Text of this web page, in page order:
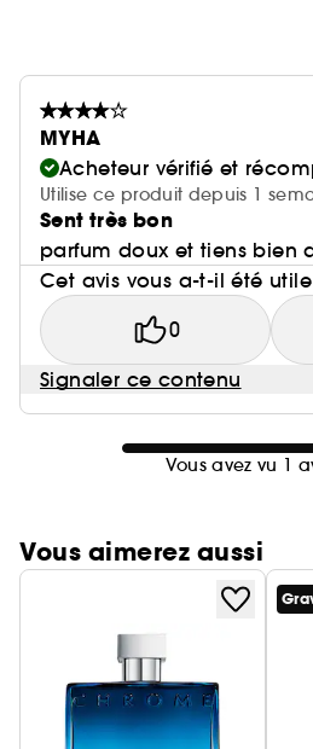
MYHA
Acheteur vérifié et
Utilise ce produit depuis 1
Sent très bon
parfum doux et tiens bien
Cet avis vous a-t-il été utile
0
Signaler ce contenu
Vous avez vu 1
Vous aimerez aussi